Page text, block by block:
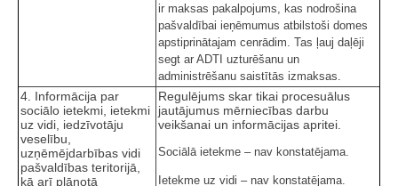
ir maksas pakalpojums, kas nodrošina
pašvaldībai ieņēmumus atbilstoši domes
apstiprinātajam cenrādim. Tas ļauj daļēji
segt ar ADTI uzturēšanu un
administrēšanu saistītās izmaksas.
4. Informācija par
sociālo ietekmi, ietekmi
uz vidi, iedzīvotāju
veselību,
uzņēmējdarbības vidi
pašvaldības teritorijā,
kā arī plānotā
Regulējums skar tikai procesuālus
jautājumus mērniecības darbu
veikšanai un informācijas apritei.
Sociālā ietekme – nav konstatējama.
Ietekme uz vidi – nav konstatējama.